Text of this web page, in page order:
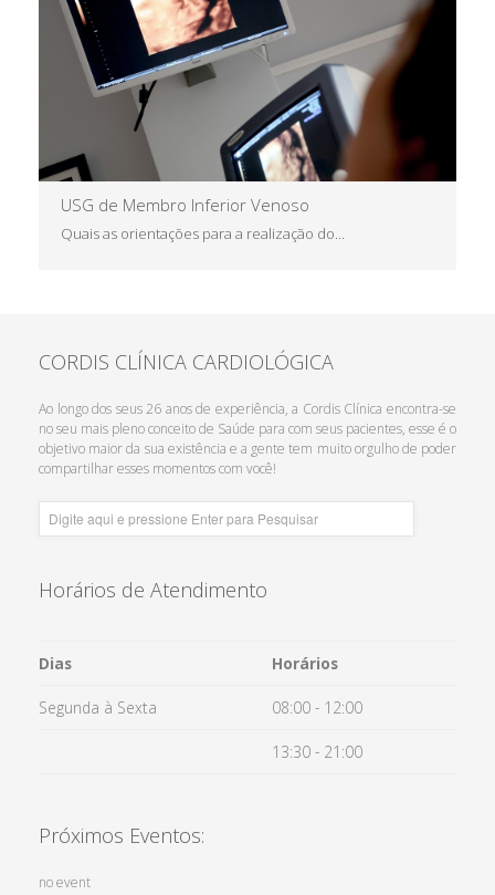
Saiba Mais
USG de Membro Inferior Venoso
Quais as orientações para a realização do...
Saiba Mais
CORDIS CLÍNICA CARDIOLÓGICA
Ao longo dos seus 26 anos de experiência, a Cordis Clínica encontra-se
no seu mais pleno conceito de Saúde para com seus pacientes, esse é o
objetivo maior da sua existência e a gente tem muito orgulho de poder
compartilhar esses momentos com você!
Horários de Atendimento
Dias Horários
Segunda à Sexta 08:00 - 12:00
13:30 - 21:00
Próximos Eventos:
no event